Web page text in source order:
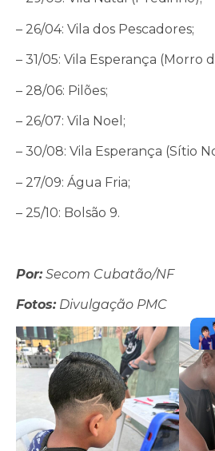
– 26/04: Vila dos Pescadores;
– 31/05: Vila Esperança (Morro
– 28/06: Pilões;
– 26/07: Vila Noel;
– 30/08: Vila Esperança (Sítio
– 27/09: Água Fria;
– 25/10: Bolsão 9.
Por:Secom Cubatão/NF
Fotos:Divulgação PMC